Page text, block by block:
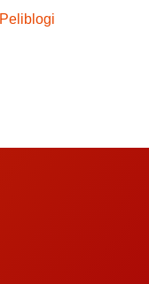
Peliblogi